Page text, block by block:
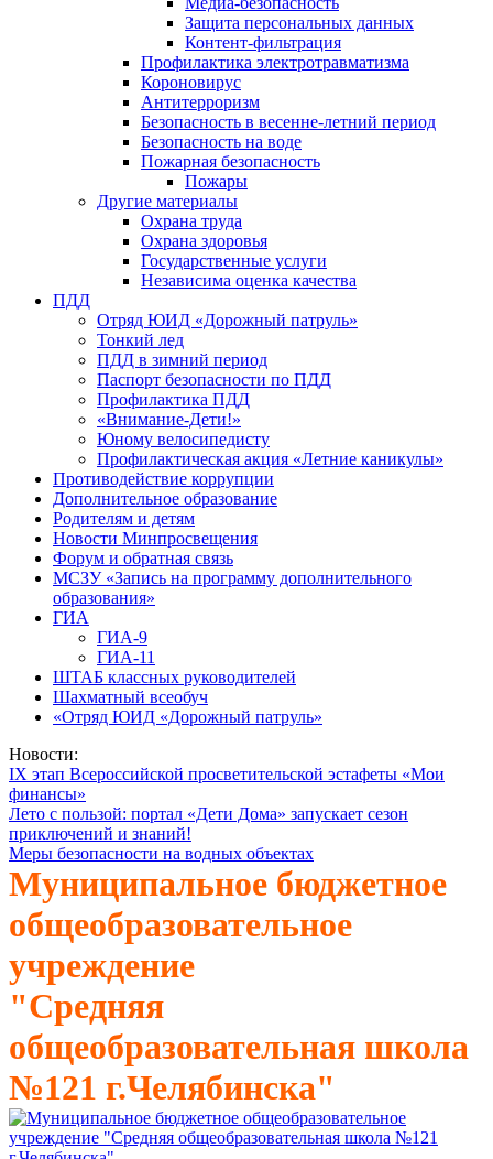
Защита персональных данных
Контент-фильтрация
Профилактика электротравматизма
Короновирус
Антитерроризм
Безопасность в весенне-летний период
Безопасность на воде
Пожарная безопасность
Пожары
Другие материалы
Охрана труда
Охрана здоровья
Государственные услуги
Независима оценка качества
ПДД
Отряд ЮИД «Дорожный патруль»
Тонкий лед
ПДД в зимний период
Паспорт безопасности по ПДД
Профилактика ПДД
«Внимание-Дети!»
Юному велосипедисту
Профилактическая акция «Летние каникулы»
Противодействие коррупции
Дополнительное образование
Родителям и детям
Новости Минпросвещения
Форум и обратная связь
МСЗУ «Запись на программу дополнительного
образования»
ГИА
ГИА-9
ГИА-11
ШТАБ классных руководителей
Шахматный всеобуч
«Отряд ЮИД «Дорожный патруль»
Новости:
IX этап Всероссийской просветительской эстафеты «Мои
финансы»
Лето с пользой: портал «Дети Дома» запускает сезон
приключений и знаний!
Меры безопасности на водных объектах
Муниципальное бюджетное
общеобразовательное
учреждение
"Средняя
общеобразовательная школа
№121 г.Челябинска"